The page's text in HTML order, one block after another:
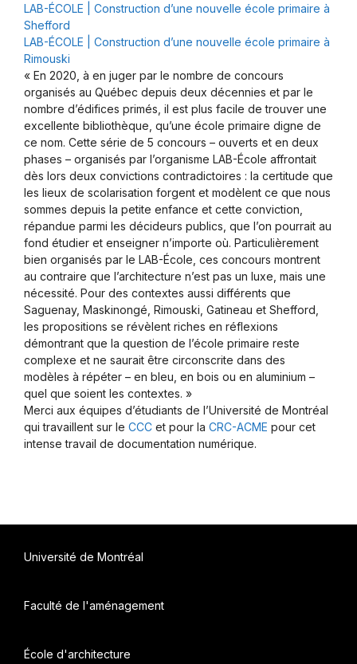
LAB-ÉCOLE | Construction d’une nouvelle école primaire à
Shefford
LAB-ÉCOLE | Construction d’une nouvelle école primaire à
Rimouski
« En 2020, à en juger par le nombre de concours
organisés au Québec depuis deux décennies et par le
nombre d’édifices primés, il est plus facile de trouver une
excellente bibliothèque, qu’une école primaire digne de
ce nom. Cette série de 5 concours – ouverts et en deux
phases – organisés par l’organisme LAB-École affrontait
dès lors deux convictions contradictoires : la certitude que
les lieux de scolarisation forgent et modèlent ce que nous
sommes depuis la petite enfance et cette conviction,
répandue parmi les décideurs publics, que l’on pourrait au
fond étudier et enseigner n’importe où. Particulièrement
bien organisés par le LAB-École, ces concours montrent
au contraire que l’architecture n’est pas un luxe, mais une
nécessité. Pour des contextes aussi différents que
Saguenay, Maskinongé, Rimouski, Gatineau et Shefford,
les propositions se révèlent riches en réflexions
démontrant que la question de l’école primaire reste
complexe et ne saurait être circonscrite dans des
modèles à répéter – en bleu, en bois ou en aluminium –
quel que soient les contextes. »
Merci aux équipes d’étudiants de l’Université de Montréal
qui travaillent sur le CCC et pour la CRC-ACME pour cet
intense travail de documentation numérique.
Université de Montréal
Faculté de l'aménagement
École d'architecture